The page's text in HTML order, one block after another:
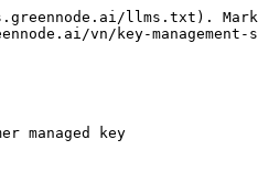
llms.txt).
vn/key-management-
managed key